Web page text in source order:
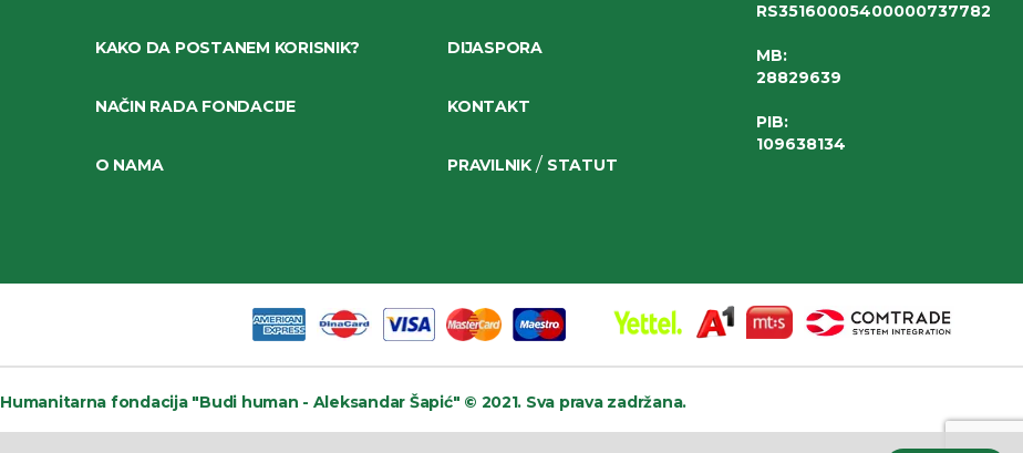
KAKO DA POSTANEM KORISNIK?
NAČIN RADA FONDACIJE
O NAMA
DIJASPORA
KONTAKT
PRAVILNIK/ STATUT
RS35160005400000737782
MB:
28829639
PIB:
109638134
Humanitarna fondacija"Budi human - Aleksandar Šapić" © 2021. Sva prava zadržana.